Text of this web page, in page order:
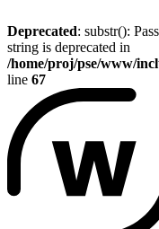
Deprecated: substr():
string is deprecated in
/home/proj/pse/www/
line 67